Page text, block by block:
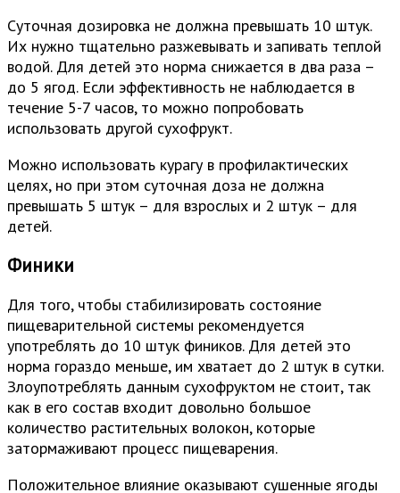
Суточная дозировка не должна превышать 10 штук.
Их нужно тщательно разжевывать и запивать теплой
водой. Для детей это норма снижается в два раза –
до 5 ягод. Если эффективность не наблюдается в
течение 5-7 часов, то можно попробовать
использовать другой сухофрукт.
Можно использовать курагу в профилактических
целях, но при этом суточная доза не должна
превышать 5 штук – для взрослых и 2 штук – для
детей.
Финики
Для того, чтобы стабилизировать состояние
пищеварительной системы рекомендуется
употреблять до 10 штук фиников. Для детей это
норма гораздо меньше, им хватает до 2 штук в сутки.
Злоупотреблять данным сухофруктом не стоит, так
как в его состав входит довольно большое
количество растительных волокон, которые
затормаживают процесс пищеварения.
Положительное влияние оказывают сушенные ягоды